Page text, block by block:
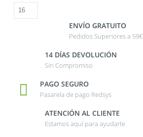
ENVÍO GRATUITO
Pedidos Superiores a 59€
14 DÍAS DEVOLUCIÓN
Sin Compromiso
PAGO SEGURO
Pasarela de pago Redsys
ATENCIÓN AL CLIENTE
Estamos aquí para ayudarte